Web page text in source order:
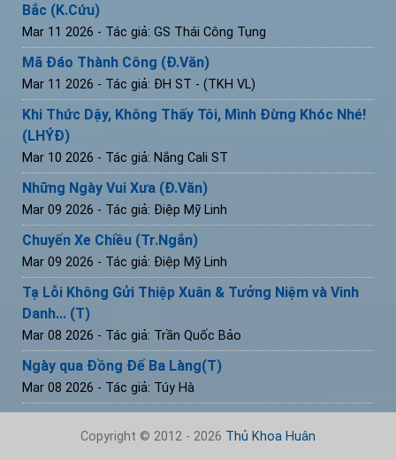
Bắc (K.Cứu)
Mar 11 2026 - Tác giả: GS Thái Công Tụng
Mã Đáo Thành Công (Đ.Văn)
Mar 11 2026 - Tác giả: ĐH ST - (TKH VL)
Khi Thức Dậy, Không Thấy Tôi, Mình Đừng Khóc Nhé!
(LHÝĐ)
Mar 10 2026 - Tác giả: Nắng Cali ST
Những Ngày Vui Xưa (Đ.Văn)
Mar 09 2026 - Tác giả: Điệp Mỹ Linh
Chuyến Xe Chiều (Tr.Ngắn)
Mar 09 2026 - Tác giả: Điệp Mỹ Linh
Tạ Lỗi Không Gửi Thiệp Xuân & Tưởng Niệm và Vinh
Danh... (T)
Mar 08 2026 - Tác giả: Trần Quốc Bảo
Ngày qua Đồng Đế Ba Làng(T)
Mar 08 2026 - Tác giả: Túy Hà
Copyright © 2012 - 2026 Thủ Khoa Huân